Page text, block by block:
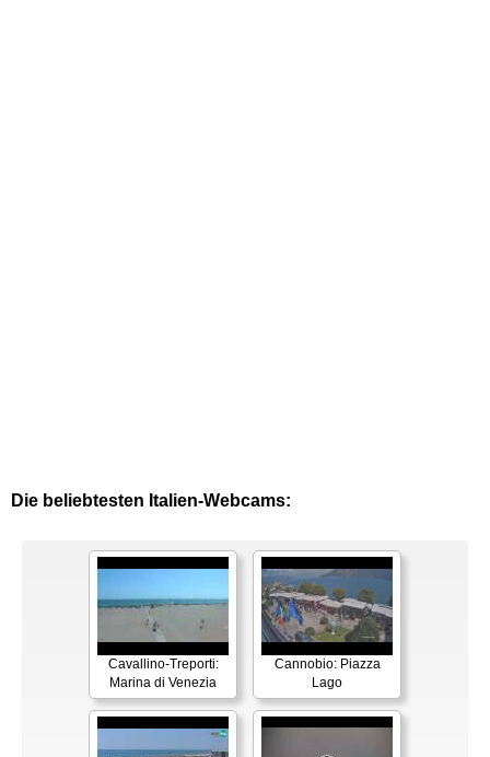
Die beliebtesten Italien-Webcams:
Cavallino-Treporti:
Marina di Venezia
Cannobio: Piazza
Lago